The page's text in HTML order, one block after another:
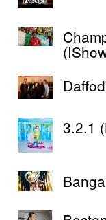
3.2.1